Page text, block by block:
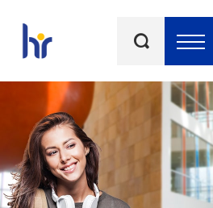
kluczowe